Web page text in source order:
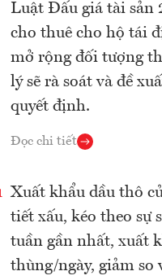
Luật Đấu giá tài sản
cho thuê cho hộ tái
mở rộng đối tượng
lý sẽ rà soát và đề
quyết định.
Đọc chi tiết
Xuất khẩu dầu thô
tiết xấu, kéo theo sự
tuần gần nhất, xuất
thùng/ngày, giảm so